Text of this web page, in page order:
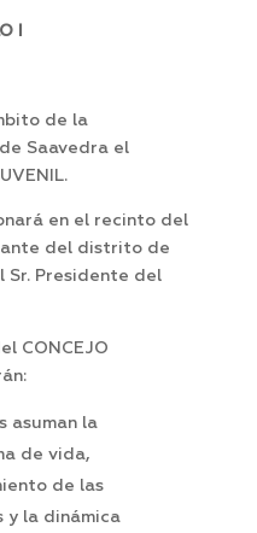
I
de la
Saavedra el
en el recinto del
del distrito de
Sr. Presidente del
CONCEJO
asuman la
de vida,
de las
y la dinámica